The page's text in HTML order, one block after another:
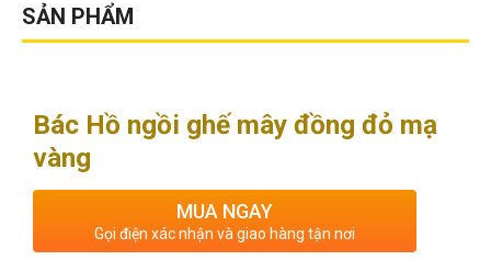
SẢN PHẨM
Bác Hồ ngồi ghế mây đồng đỏ mạ
vàng
MUA NGAY
Gọi điện xác nhận và giao hàng tận nơi